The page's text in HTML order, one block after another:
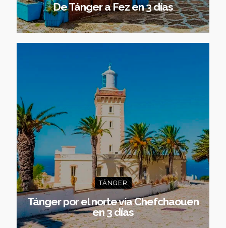
De Tánger a Fez en 3 días
TÁNGER
Tánger por el norte vía Chefchaouen
en 3 días